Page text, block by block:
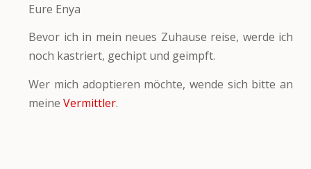
Eure Enya
Bevor ich in mein neues Zuhause reise, werde ich
noch kastriert, gechipt und geimpft.
Wer mich adoptieren möchte, wende sich bitte an
meineVermittler.